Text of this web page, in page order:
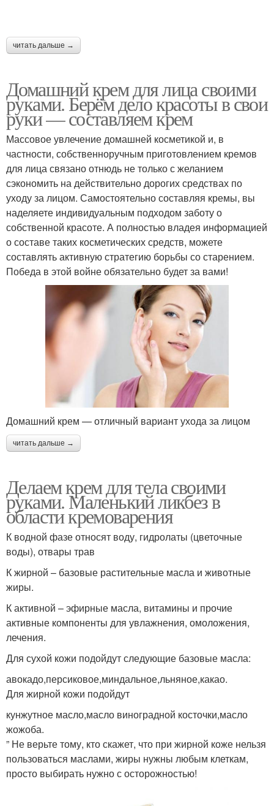
креме
Крем с магазинными
аналогами
Простой крем Ингредиенты для крема
Витаминный крем Ромашковый крем
Ингредиент для крема Натуральный крем
Крем в домашних
условиях
Крем для сухой кожи
Крем на основе Знаменитый крем
морщин
Основа для домашнего
крема
Детский крем
читать дальше →
Домашний крем для лица своими
руками. Берём дело красоты в свои
руки — составляем крем
Массовое увлечение домашней косметикой и, в
частности, собственноручным приготовлением кремов
для лица связано отнюдь не только с желанием
сэкономить на действительно дорогих средствах по
уходу за лицом. Самостоятельно составляя кремы, вы
наделяете индивидуальным подходом заботу о
собственной красоте. А полностью владея информацией
о составе таких косметических средств, можете
составлять активную стратегию борьбы со старением.
Победа в этой войне обязательно будет за вами!
Домашний крем — отличный вариант ухода за лицом
читать дальше →
Делаем крем для тела своими
руками. Маленький ликбез в
области кремоварения
К водной фазе относят воду, гидролаты (цветочные
воды), отвары трав
К жирной – базовые растительные масла и животные
жиры.
К активной – эфирные масла, витамины и прочие
активные компоненты для увлажнения, омоложения,
лечения.
Для сухой кожи подойдут следующие базовые масла:
авокадо,персиковое,миндальное,льняное,какао.
Для жирной кожи подойдут
кунжутное масло,масло виноградной косточки,масло
жожоба.
” Не верьте тому, кто скажет, что при жирной коже нельзя
пользоваться маслами, жиры нужны любым клеткам,
просто выбирать нужно с осторожностью!